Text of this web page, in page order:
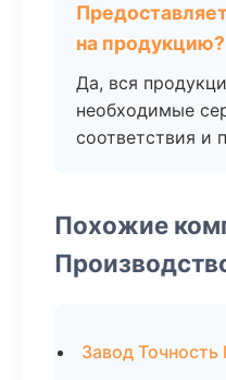
на продукцию?
Да, вся
необходимые
соответствия и
Похожие
Завод